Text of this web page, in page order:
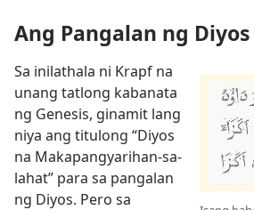
Ang Pangalan ng
Sa inilathala ni Krapf na
unang tatlong kabanata
ng Genesis, ginamit lang
niya ang titulong “Diyos
na Makapangyarihan-sa-
lahat” para sa pangalan
ng Diyos. Pero sa